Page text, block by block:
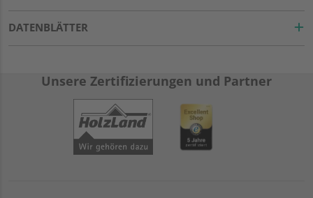
DATENBLÄTTER
Unsere Zertifizierungen und Partner